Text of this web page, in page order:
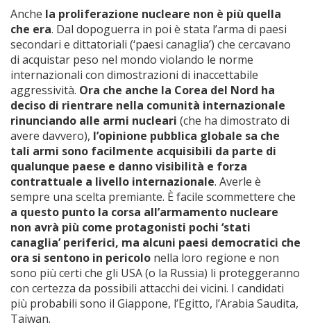
Anche la proliferazione nucleare non è più quella
che era. Dal dopoguerra in poi è stata l’arma di paesi
secondari e dittatoriali (‘paesi canaglia’) che cercavano
di acquistar peso nel mondo violando le norme
internazionali con dimostrazioni di inaccettabile
aggressività. Ora che anche la Corea del Nord ha
deciso di rientrare nella comunità internazionale
rinunciando alle armi nucleari (che ha dimostrato di
avere davvero), l’opinione pubblica globale sa che
tali armi sono facilmente acquisibili da parte di
qualunque paese e danno visibilità e forza
contrattuale a livello internazionale. Averle è
sempre una scelta premiante. È facile scommettere che
a questo punto la corsa all’armamento nucleare
non avrà più come protagonisti pochi ‘stati
canaglia’ periferici, ma alcuni paesi democratici che
ora si sentono in pericolo nella loro regione e non
sono più certi che gli USA (o la Russia) li proteggeranno
con certezza da possibili attacchi dei vicini. I candidati
più probabili sono il Giappone, l’Egitto, l’Arabia Saudita,
Taiwan.